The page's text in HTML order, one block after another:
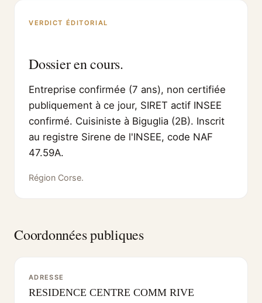
VERDICT ÉDITORIAL
Dossier en cours.
Entreprise confirmée (7 ans), non certifiée
publiquement à ce jour, SIRET actif INSEE
confirmé. Cuisiniste à Biguglia (2B). Inscrit
au registre Sirene de l'INSEE, code NAF
47.59A.
Région Corse.
Coordonnées publiques
ADRESSE
RESIDENCE CENTRE COMM RIVE